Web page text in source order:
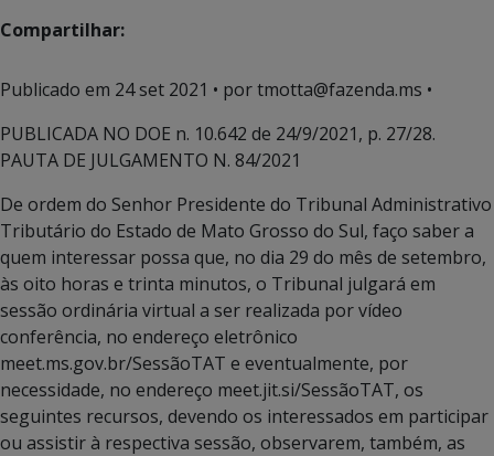
Compartilhar:
Publicado em 24 set 2021 • por tmotta@fazenda.ms •
PUBLICADA NO DOE n. 10.642 de 24/9/2021, p. 27/28.
PAUTA DE JULGAMENTO N. 84/2021
De ordem do Senhor Presidente do Tribunal Administrativo
Tributário do Estado de Mato Grosso do Sul, faço saber a
quem interessar possa que, no dia 29 do mês de setembro,
às oito horas e trinta minutos, o Tribunal julgará em
sessão ordinária virtual a ser realizada por vídeo
conferência, no endereço eletrônico
meet.ms.gov.br/SessãoTAT e eventualmente, por
necessidade, no endereço meet.jit.si/SessãoTAT, os
seguintes recursos, devendo os interessados em participar
ou assistir à respectiva sessão, observarem, também, as